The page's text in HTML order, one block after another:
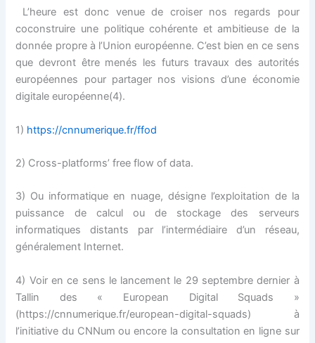
L’heure est donc venue de croiser nos regards pour
coconstruire une politique cohérente et ambitieuse de la
donnée propre à l’Union européenne. C’est bien en ce sens
que devront être menés les futurs travaux des autorités
européennes pour partager nos visions d’une économie
digitale européenne(4).
1) https://cnnumerique.fr/ffod
2) Cross-platforms’ free flow of data.
3) Ou informatique en nuage, désigne l’exploitation de la
puissance de calcul ou de stockage des serveurs
informatiques distants par l’intermédiaire d’un réseau,
généralement Internet.
4) Voir en ce sens le lancement le 29 septembre dernier à
Tallin des « European Digital Squads »
(https://cnnumerique.fr/european-digital-squads) à
l’initiative du CNNum ou encore la consultation en ligne sur